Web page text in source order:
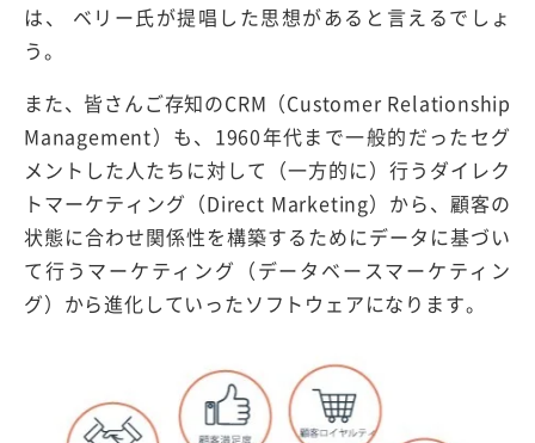
は、 ベリー氏が提唱した思想があると言えるでしょ
う。
また、皆さんご存知のCRM（Customer Relationship
Management）も、1960年代まで一般的だったセグ
メントした人たちに対して（一方的に）行うダイレク
トマーケティング（Direct Marketing）から、顧客の
状態に合わせ関係性を構築するためにデータに基づい
て行うマーケティング（データベースマーケティン
グ）から進化していったソフトウェアになります。